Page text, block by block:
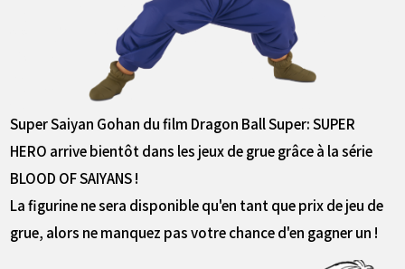
Super Saiyan Gohan du film Dragon Ball Super: SUPER
HERO arrive bientôt dans les jeux de grue grâce à la série
BLOOD OF SAIYANS !
La figurine ne sera disponible qu'en tant que prix de jeu de
grue, alors ne manquez pas votre chance d'en gagner un !